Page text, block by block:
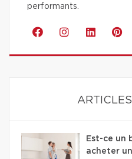
performants.
Est-ce un
acheter